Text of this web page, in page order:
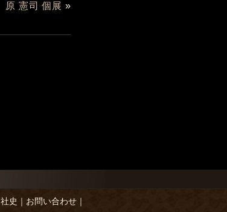
原 憲司 個展 »
社史 お問い合わせ｜